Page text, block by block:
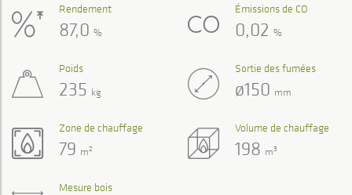
Rendement
87,0 %
Émissions de CO
0,02 %
Volume de chauffage
198 m3
Zone de chauffage
79 m2
Poids
235 kg
Sortie des fumées
ø150 mm
Mesure bois